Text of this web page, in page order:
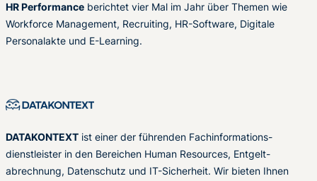
HR Performance berichtet vier Mal im Jahr über Themen wie
Workforce Management, Recruiting, HR-Software, Digitale
Personalakte und E-Learning.
DATAKONTEXT ist einer der führenden Fachinformations-
dienstleister in den Bereichen Human Resources, Entgelt-
abrechnung, Datenschutz und IT-Sicherheit. Wir bieten Ihnen